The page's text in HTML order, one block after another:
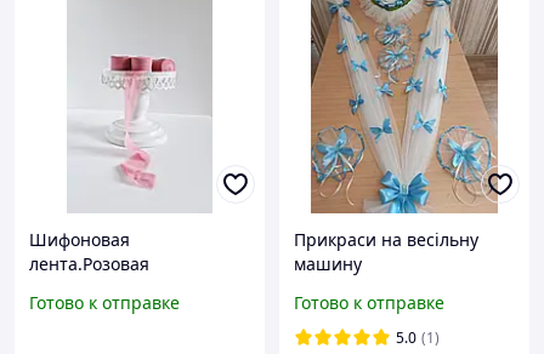
Шифоновая
лента.Розовая
Розовая лента на
Готово к отправке
Прикраси на весільну
машину
Готово к отправке
5.0 (1)